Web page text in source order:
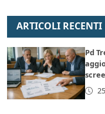
ARTICOLI RECENTI
Pd